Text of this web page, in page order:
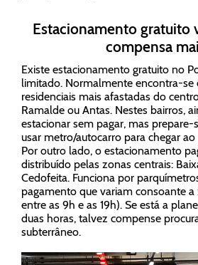
Estacionamento gratuito
compensa
Existe estacionamento gratuito no
limitado. Normalmente encontra-se
residenciais mais afastadas do
Ramalde ou Antas. Nestes bairros,
estacionar sem pagar, mas prepare-
usar metro/autocarro para chegar ao
Por outro lado, o estacionamento
distribuído pelas zonas centrais:
Cedofeita. Funciona por
pagamento que variam consoante
entre as 9h e as 19h). Se está a
duas horas, talvez compense
subterrâneo.